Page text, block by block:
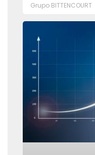
Grupo BITTENCOURT